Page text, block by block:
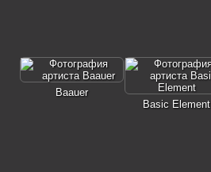
Baauer
Basic Element